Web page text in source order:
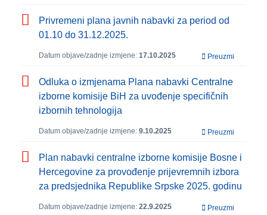
Privremeni plana javnih nabavki za period od
01.10 do 31.12.2025.
Datum objave/zadnje izmjene: 17.10.2025 Preuzmi
Odluka o izmjenama Plana nabavki Centralne
izborne komisije BiH za uvođenje specifičnih
izbornih tehnologija
Datum objave/zadnje izmjene: 9.10.2025 Preuzmi
Plan nabavki centralne izborne komisije Bosne i
Hercegovine za provođenje prijevremnih izbora
za predsjednika Republike Srpske 2025. godinu
Datum objave/zadnje izmjene: 22.9.2025 Preuzmi